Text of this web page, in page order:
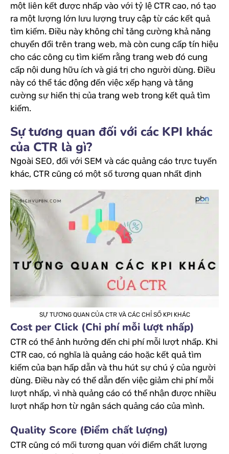
một liên kết được nhấp vào với tỷ lệ CTR cao, nó tạo
ra một lượng lớn lưu lượng truy cập từ các kết quả
tìm kiếm. Điều này không chỉ tăng cường khả năng
chuyển đổi trên trang web, mà còn cung cấp tín hiệu
cho các công cụ tìm kiếm rằng trang web đó cung
cấp nội dung hữu ích và giá trị cho người dùng. Điều
này có thể tác động đến việc xếp hạng và tăng
cường sự hiển thị của trang web trong kết quả tìm
kiếm.
Sự tương quan đối với các KPI khác
của CTR là gì?
Ngoài SEO, đối với SEM và các quảng cáo trực tuyến
khác, CTR cũng có một số tương quan nhất định
SỰ TƯƠNG QUAN CỦA CTR VÀ CÁC CHỈ SỐ KPI KHÁC
Cost per Click (Chi phí mỗi lượt nhấp)
CTR có thể ảnh hưởng đến chi phí mỗi lượt nhấp. Khi
CTR cao, có nghĩa là quảng cáo hoặc kết quả tìm
kiếm của bạn hấp dẫn và thu hút sự chú ý của người
dùng. Điều này có thể dẫn đến việc giảm chi phí mỗi
lượt nhấp, vì nhà quảng cáo có thể nhận được nhiều
lượt nhấp hơn từ ngân sách quảng cáo của mình.
Quality Score (Điểm chất lượng)
CTR cũng có mối tương quan với điểm chất lượng